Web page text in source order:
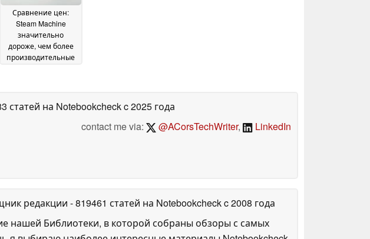
Сравнение цен:
Steam Machine
значительно
дороже, чем более
производительные
статей на Notebookcheckc 2025 года
contact me via:
@ACorsTechWriter, LinkedIn
редакции - 819461 статей на Notebookcheckc 2008 года
нашей Библиотеки, в которой собраны обзоры с самых